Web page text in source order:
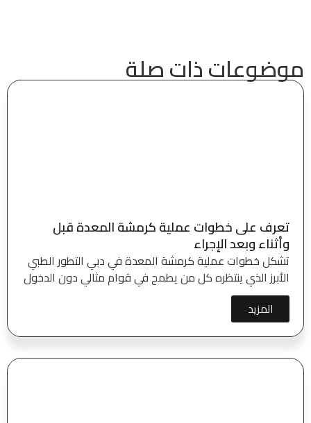
موضوعات ذات صلة
تعرف على خطوات عملية كرمشة المعدة قبل
وأثناء وبعد الإجراء
تشكل خطوات عملية كرمشة المعدة في دبي التطور الطبي
الأبرز الذي ينتظره كل من يطمح في قوام مثالي دون الدخول
المزيد